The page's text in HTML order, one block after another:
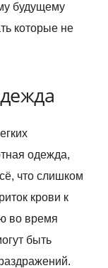
будущему
которые не
одежда,
что слишком
крови к
во время
быть